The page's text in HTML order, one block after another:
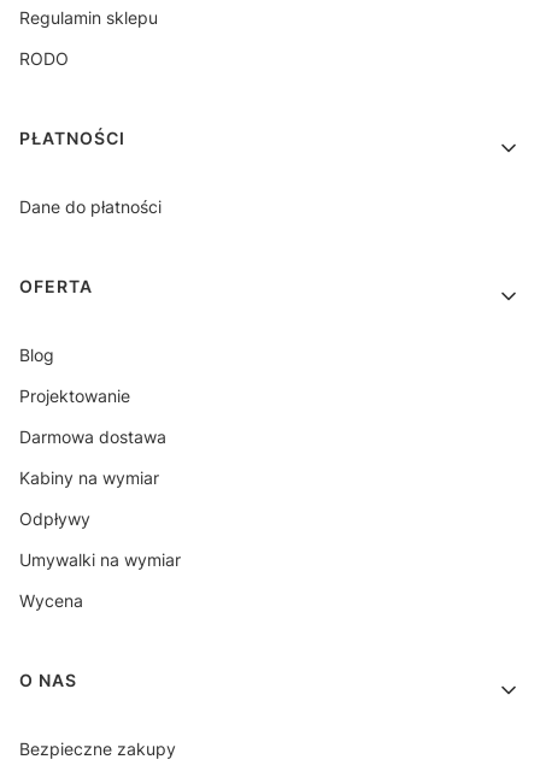
Regulamin sklepu
RODO
PŁATNOŚCI
Dane do płatności
OFERTA
Blog
Projektowanie
Darmowa dostawa
Kabiny na wymiar
Odpływy
Umywalki na wymiar
Wycena
O NAS
Bezpieczne zakupy